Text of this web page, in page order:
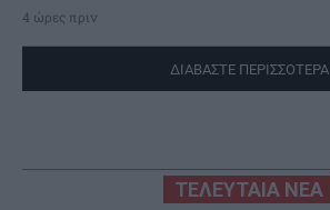
4 ώρες πριν
ΔΙΑΒΑΣΤΕ ΠΕΡΙΣΣΟΤΕΡΑ